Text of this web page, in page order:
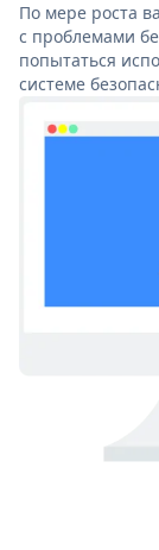
По мере роста
с проблемами
попытаться
системе